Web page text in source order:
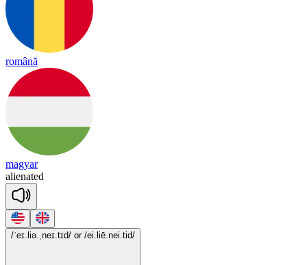
română
magyar
alienated
/ˈeɪ.liə.ˌneɪ.tɪd/ or /ei.liē.nei.tid/